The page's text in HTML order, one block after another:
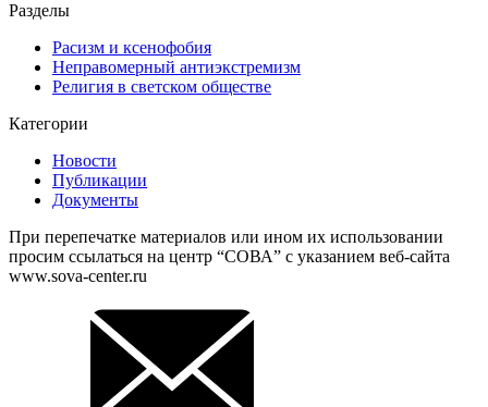
Разделы
Расизм и ксенофобия
Неправомерный антиэкстремизм
Религия в светском обществе
Категории
Новости
Публикации
Документы
При перепечатке материалов или ином их использовании
просим ссылаться на центр “СОВА” с указанием веб-сайта
www.sova-center.ru